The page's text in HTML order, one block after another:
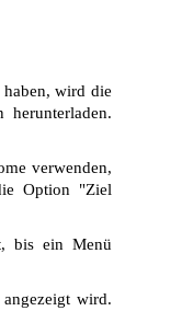
wird die
herunterladen.
verwenden,
Option "Ziel
bis ein Menü
wird.